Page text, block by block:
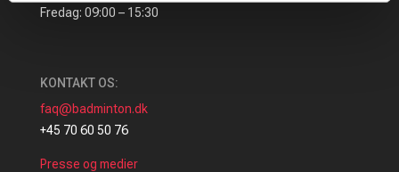
Fredag: 09:00 – 15:30
KONTAKT OS:
faq@badminton.dk
+45 70 60 50 76
Presse og medier